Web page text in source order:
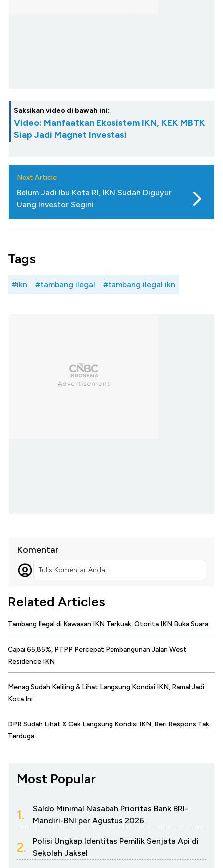
Saksikan video di bawah ini:
Video: Manfaatkan Ekosistem IKN, KEK MBTK
Siap Jadi Magnet Investasi
Next Article
Belum Jadi Ibu Kota RI, IKN Sudah Diguyur
Uang Investor Segini
Tags
#ikn #tambang ilegal #tambang ilegal ikn
Komentar
Tulis Komentar Anda...
Related Articles
Tambang Ilegal di Kawasan IKN Terkuak, Otorita IKN Buka Suara
Capai 65,85%, PTPP Percepat Pembangunan Jalan West
Residence IKN
Menag Sudah Keliling & Lihat Langsung Kondisi IKN, Ramal Jadi
Kota Ini
DPR Sudah Lihat & Cek Langsung Kondisi IKN, Beri Respons Tak
Terduga
Most Popular
1.
Saldo Minimal Nasabah Prioritas Bank BRI-
Mandiri-BNI per Agustus 2026
2.
Polisi Ungkap Identitas Pemilik Senjata Api di
Sekolah Jaksel